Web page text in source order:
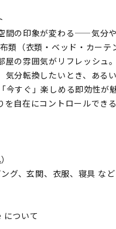
間の印象が変わる——気分
類（衣類・ベッド・カーテ
屋の雰囲気がリフレッシュ
気分転換したいとき、ある
今すぐ」楽しめる即効性が
を自在にコントロールでき
グ、玄関、衣服、寝具 など
ついて